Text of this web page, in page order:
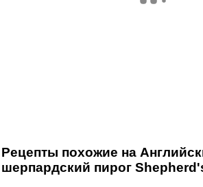
Рецепты похожие на
шерпардский пирог